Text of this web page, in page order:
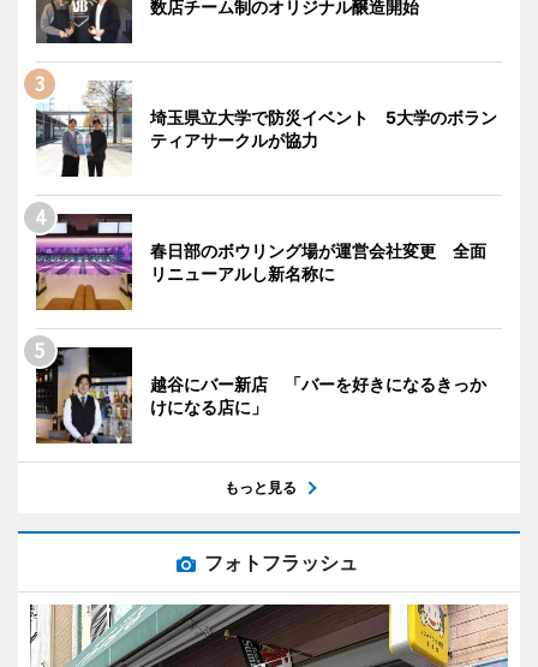
数店チーム制のオリジナル醸造開始
埼玉県立大学で防災イベント 5大学のボラン
ティアサークルが協力
春日部のボウリング場が運営会社変更 全面
リニューアルし新名称に
越谷にバー新店 「バーを好きになるきっか
けになる店に」
もっと見る
フォトフラッシュ